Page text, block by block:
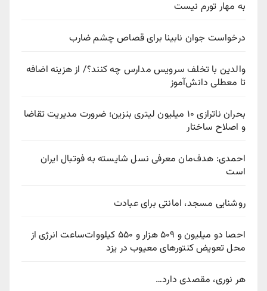
به مهار تورم نیست
درخواست جوان نابینا برای قصاص چشم ضارب
والدین با تخلف سرویس مدارس چه کنند؟/ از هزینه اضافه
تا معطلی دانش‌آموز
بحران ناترازی ۱۰ میلیون لیتری بنزین؛ ضرورت مدیریت تقاضا
و اصلاح ساختار
احمدی: هدف‌مان معرفی نسل شایسته به فوتبال ایران
است
روشنایی مسجد، امانتی برای عبادت
احصا دو میلیون و ۵۰۹ هزار و ۵۵۰ کیلووات‌ساعت انرژی از
محل تعویض کنتورهای معیوب در یزد
هر نوری، مقصدی دارد…